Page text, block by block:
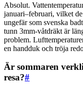
Absolut.
januari–februari, vilket
ungefär som svenska
tunn 3mm-våtdräkt är
problem.
en handduk och tröja
Är sommaren
resa?#